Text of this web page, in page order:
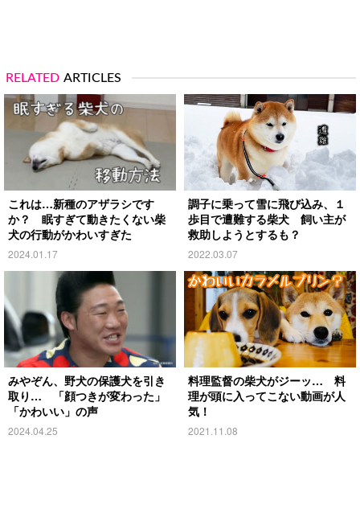
RELATED ARTICLES
これは…新種のアザラシです
か？ 眠すぎて動きたくない柴
犬の行動がかわいすぎた
2024.01.17
調子に乗って雪に飛び込み、１
歩目で遭難する柴犬 飼い主が
救助しようとするも？
2022.03.07
みやぞん、野犬の保護犬を引き
取り… 「顔つきが変わった」
「かわいい」の声
2024.04.25
料理監督の柴犬がジーッ… 料
理が頭に入ってこない動画が人
気！
2021.11.08